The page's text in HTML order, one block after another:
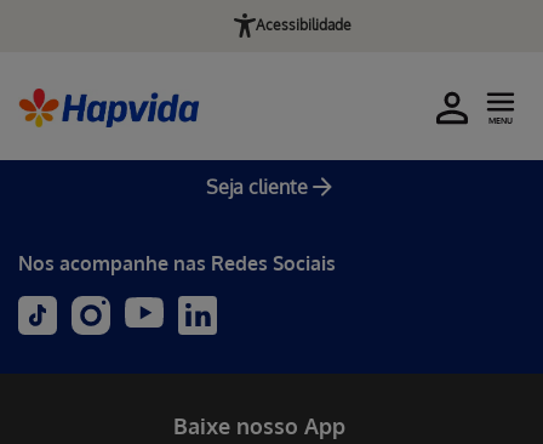
Acessibilidade
Seja cliente
MENU
Nos acompanhe nas Redes Sociais
Baixe nosso App